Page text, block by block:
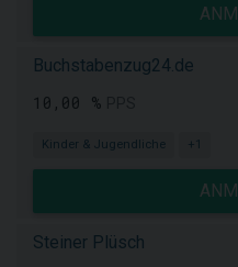
Buchstabenzug24.de
10,00 %
Kinder & Jugendliche +1
Steiner Plüsch